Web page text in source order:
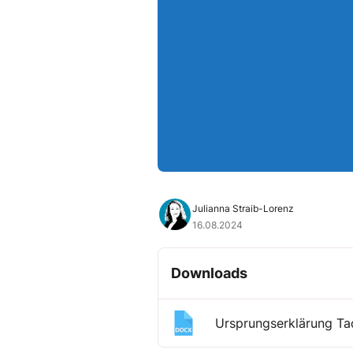
Julianna Straib-Lorenz
16.08.2024
Downloads
Ursprungserklärung